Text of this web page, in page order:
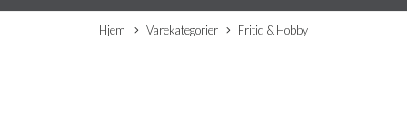
Hjem Varekategorier Fritid & Hobby